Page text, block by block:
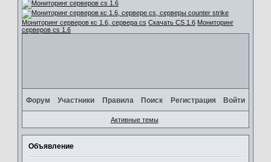
Мониторинг серверов кс 1.6, сервера cs Скачать CS 1.6 Мониторинг
серверов cs 1.6
Форум Участники Правила Поиск Регистрация Войти
Активные темы
Объявление